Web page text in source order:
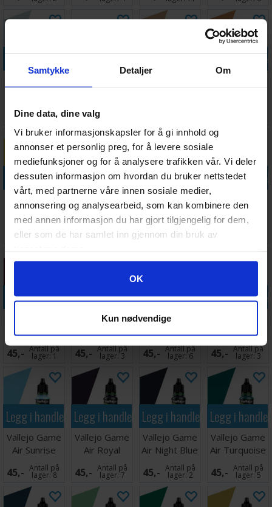
Samtykke Detaljer Om
Dine data, dine valg
Vi bruker informasjonskapsler for å gi innhold og
annonser et personlig preg, for å levere sosiale
mediefunksjoner og for å analysere trafikken vår. Vi deler
dessuten informasjon om hvordan du bruker nettstedet
vårt, med partnerne våre innen sosiale medier,
annonsering og analysearbeid, som kan kombinere den
med annen informasjon du har gjort tilgjengelig for dem,
eller som de har samlet inn gjennom din bruk av
Googles retningslinjer for personvern
OK
Kun nødvendige
45,- Antall på
lager:6 321,-
Legg i
Legg i handlekurven
Vallejo Game
Air Toxic
Yellow
45,- Antall på
lager: 6
Legg i handlekurven
Vallejo Game
Air Rosy Flesh
45,- Antall på
lager:2
Legg i handlekurven
Vallejo Game
Air Gold
Yellow
45,- Antall på
lager:4
Legg i
Vallejo Game
Air Sun Yellow
45,-
Legg i handlekurven
Air Nocturnal
Red
45,- Antall på
lager:1
Legg i handlekurven
Vallejo Game
Purple
45,- Antall på
lager:3
Legg i handlekurven
Vallejo Game
Purple
45,- Antall på
lager:6
Legg i
Air Lustful
Purple
45,- Antall på
lager:3
Legg i handlekurven
Vallejo Game
Air Sunrise
Blue
45,- Antall på
lager:8
Legg i handlekurven
Vallejo Game
Air Royal
Purple
45,- Antall på
lager:7
Legg i handlekurven
Vallejo Game
Air Night Blue
45,- Antall på
lager:2
Legg i
Vallejo Game
Air Turquoise
45,- Antall på
lager:5